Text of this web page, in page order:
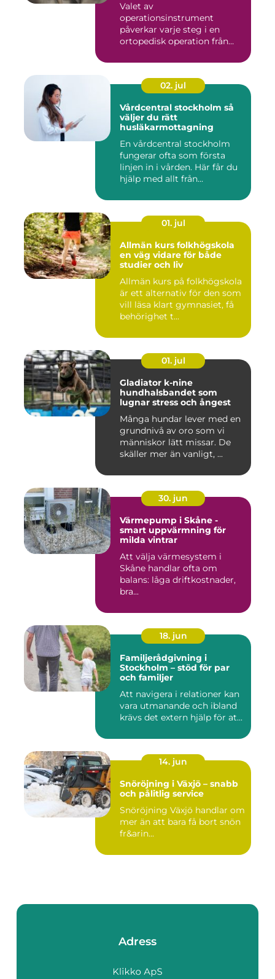
Valet av
operationsinstrument
påverkar varje steg i en
ortopedisk operation från
02. jul
Vårdcentral stockholm så
väljer du rätt
husläkarmottagning
En vårdcentral stockholm
fungerar ofta som första
linjen in i vården. Här får du
hjälp med allt från...
01. jul
Allmän kurs folkhögskola
en väg vidare för både
studier och liv
Allmän kurs på folkhögskola
är ett alternativ för den som
vill läsa klart gymnasiet, få
behörighet t...
01. jul
Gladiator k-nine
hundhalsbandet som
lugnar stress och ångest
Många hundar lever med en
grundnivå av oro som vi
människor lätt missar. De
skäller mer än vanligt, ...
30. jun
Värmepump i Skåne -
smart uppvärmning för
milda vintrar
Att välja värmesystem i
Skåne handlar ofta om
balans: låga driftkostnader,
bra...
18. jun
Familjerådgivning i
Stockholm – stöd för par
och familjer
Att navigera i relationer kan
vara utmanande och ibland
krävs det extern hjälp för at...
14. jun
Snöröjning i Växjö – snabb
och pålitlig service
Snöröjning Växjö handlar om
mer än att bara få bort snön
fr&arin...
Adress